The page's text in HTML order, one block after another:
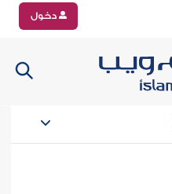
دخول